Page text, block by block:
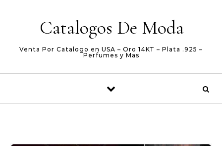
Catalogos De Moda
Venta Por Catalogo en USA – Oro 14KT – Plata .925 –
Perfumes y Mas